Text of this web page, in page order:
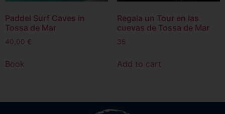
Paddel Surf Caves in
Tossa de Mar
40,00 €
Book
Regala un Tour en las
cuevas de Tossa de Mar
35
Add to cart